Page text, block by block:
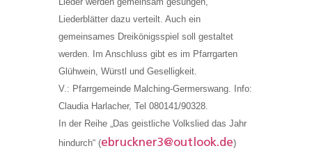
Liederblätter dazu verteilt. Auch ein
gemeinsames Dreikönigsspiel soll gestaltet
werden. Im Anschluss gibt es im Pfarrgarten
Glühwein, Würstl und Geselligkeit.
V.: Pfarrgemeinde Malching-Germerswang. Info:
Claudia Harlacher, Tel 080141/90328.
In der Reihe „Das geistliche Volkslied das Jahr
hindurch“ (ebruckner3@outlook.de)